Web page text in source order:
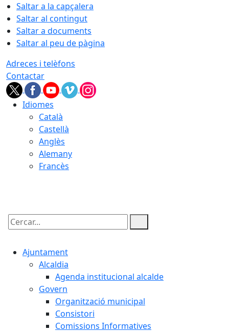
Saltar a la capçalera
Saltar al contingut
Saltar a documents
Saltar al peu de pàgina
Adreces i telèfons
Contactar
Idiomes
Català
Castellà
Anglès
Alemany
Francès
Cercar:
Ajuntament
Alcaldia
Agenda institucional alcalde
Govern
Organització municipal
Consistori
Comissions Informatives